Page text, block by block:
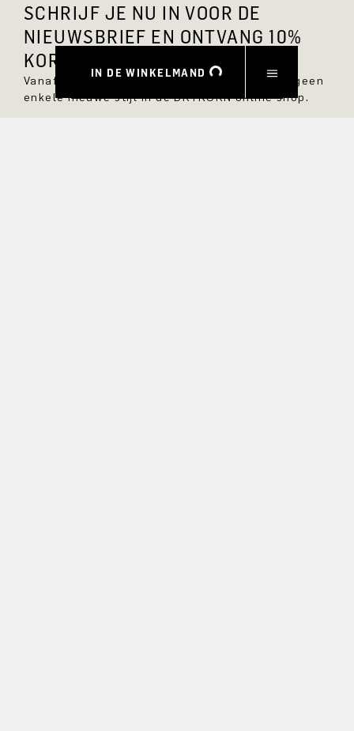
IN DE WINKELMAND
SCHRIJF JE NU IN VOOR DE
NIEUWSBRIEF EN ONTVANG 10%
KORTING.
Vanaf nu ben je altijd op de hoogte en mis je geen
enkele nieuwe stijl in de DRYKORN online shop.